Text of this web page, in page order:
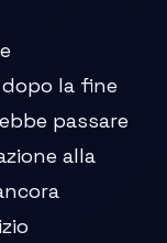
la fine
passare
alla